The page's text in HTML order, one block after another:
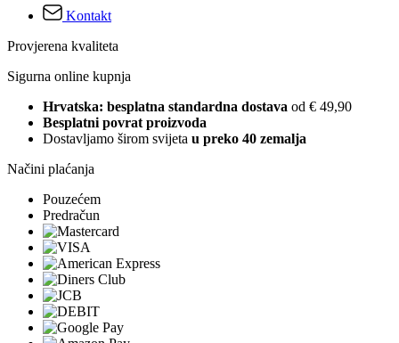
Kontakt
Provjerena kvaliteta
Sigurna online kupnja
Hrvatska: besplatna standardna dostava od € 49,90
Besplatni povrat proizvoda
Dostavljamo širom svijeta u preko 40 zemalja
Načini plaćanja
Pouzećem
Predračun